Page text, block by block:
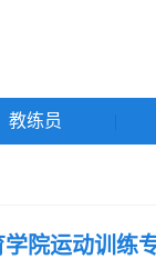
教练员
学院运动训练